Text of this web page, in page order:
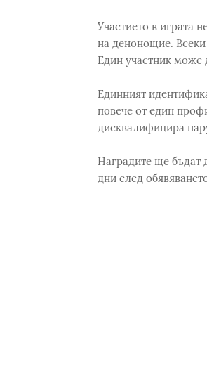
Участието в играта
на денонощие. Всеки
Един участник може
Единният
повече от един
дисквалифицира
Наградите ще бъдат
дни след